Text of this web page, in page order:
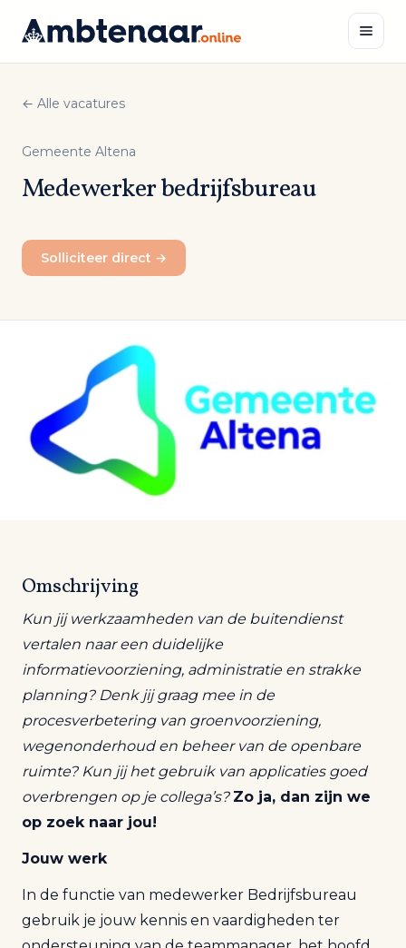
inhoud
← Alle vacatures
Gemeente Altena
Medewerker bedrijfsbureau
Solliciteer direct →
Omschrijving
Kun jij werkzaamheden van de buitendienst
vertalen naar een duidelijke
informatievoorziening, administratie en strakke
planning? Denk jij graag mee in de
procesverbetering van groenvoorziening,
wegenonderhoud en beheer van de openbare
ruimte? Kun jij het gebruik van applicaties goed
overbrengen op je collega’s? Zo ja, dan zijn we
op zoek naar jou!
Jouw werk
In de functie van medewerker Bedrijfsbureau
gebruik je jouw kennis en vaardigheden ter